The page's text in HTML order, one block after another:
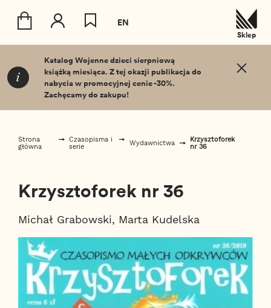
T_SKIP_TO
Sklep
EN
Katalog Wojenne dzieci sierpniową
książką miesiąca. Z tej okazji publikacja do
nabycia w promocyjnej cenie -30%.
Zachęcamy do zakupu!
Strona
główna
Czasopisma i
serie
Wydawnictwa
Krzysztoforek
nr 36
Krzysztoforek nr 36
Michał Grabowski, Marta Kudelska